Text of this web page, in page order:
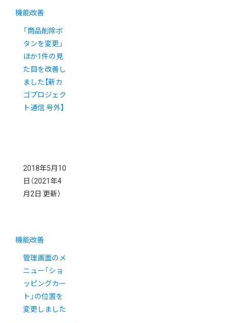
機能改善
「商品削除ボ
タンを変更」
ほか1件の見
た目を改善し
ました【新カ
ゴプロジェク
ト通信 号外】
2018年5月10
日 （2021年4
月2日 更新）
機能改善
管理画面のメ
ニュー「ショ
ッピングカー
ト」の位置を
変更しました